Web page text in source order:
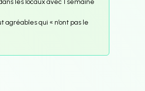
les locaux avec 1 semaine
agréables qui « n’ont pas le